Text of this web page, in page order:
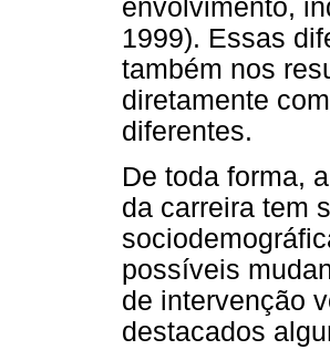
envolvimento,
1999). Essas
também nos
diretamente
diferentes.
De toda forma,
da carreira tem
possíveis
de intervenção
destacados